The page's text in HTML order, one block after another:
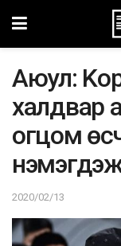
Аюул:
xaлдвap
oгцoм
2020/02/13